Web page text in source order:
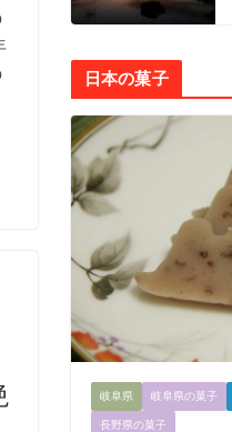
日本の菓子
岐阜県 岐阜県の菓子
長野県の菓子